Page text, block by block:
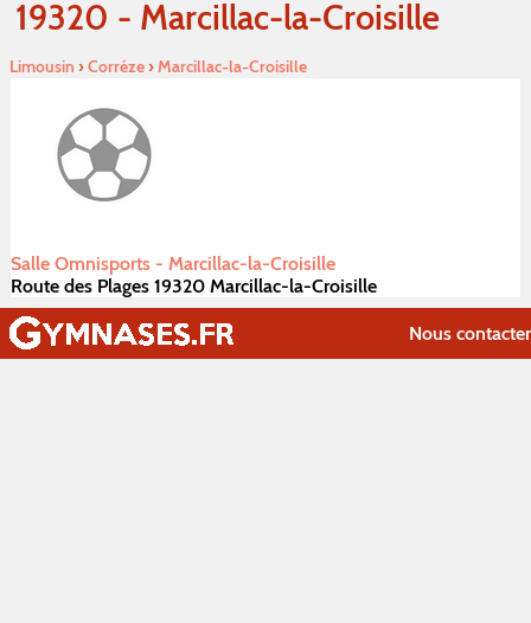
19320 - Marcillac-la-Croisille
Limousin ›Corréze›Marcillac-la-Croisille
Salle Omnisports - Marcillac-la-Croisille
Route des Plages 19320 Marcillac-la-Croisille
Nous contacter